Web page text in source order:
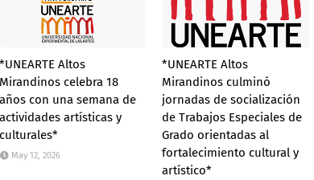
*UNEARTE Altos
Mirandinos celebra 18
años con una semana de
actividades artísticas y
culturales*
May 12, 2026
*UNEARTE Altos
Mirandinos culminó
jornadas de socialización
de Trabajos Especiales de
Grado orientadas al
fortalecimiento cultural y
artístico*